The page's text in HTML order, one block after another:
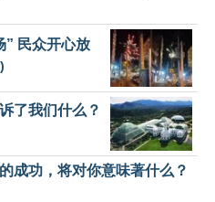
” 民众开心放
了我们什么？
成功，将对你意味著什么？